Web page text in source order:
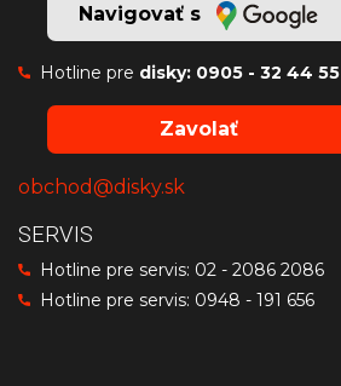
Navigovať s
Hotline pre disky: 0905 - 32 44 55
Zavolať
obchod@disky.sk
SERVIS
Hotline pre servis: 02 - 2086 2086
Hotline pre servis: 0948 - 191 656